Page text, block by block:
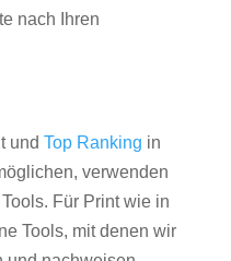
nach Ihren
und Top Ranking in
verwenden
Für Print wie in
Tools, mit denen wir